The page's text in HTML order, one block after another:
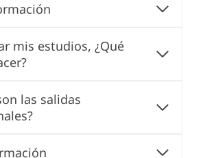
mis estudios, ¿Qué
las salidas